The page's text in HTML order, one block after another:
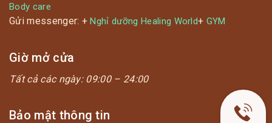
Body care
Gửi messenger: +Nghỉ dưỡng Healing World+ GYM
Giờ mở cửa
Tất cả các ngày: 09:00 – 24:00
Bảo mật thông tin